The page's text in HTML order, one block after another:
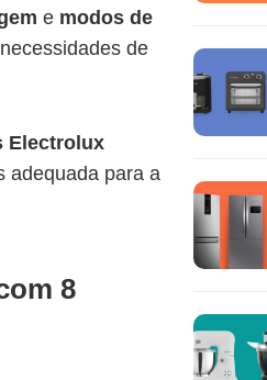
e modos de
de
Electrolux
adequada para a
8